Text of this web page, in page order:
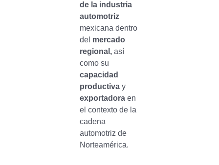
de la industria
automotriz
mexicana dentro
del mercado
regional,así
como su
capacidad
productivay
exportadoraen
el contexto de la
cadena
automotriz de
Norteamérica.